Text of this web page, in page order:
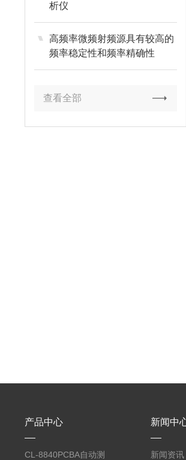
析仪
高频率微频射频源具有较高的
频率稳定性和频率精确性
查看全部
产品中心
CL-8840PCBA自动测
新闻中
新闻资讯